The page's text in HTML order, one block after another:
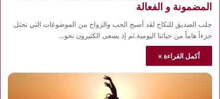
المضمونة و الفعالة
جلب الصديق للنكاح لقد أصبح الحب والزواج من الموضوعات التي تحتل
جزءاً هاماً من حياتنا اليومية.ثم إذ يسعى الكثيرون نحو…
أكمل القراءة »